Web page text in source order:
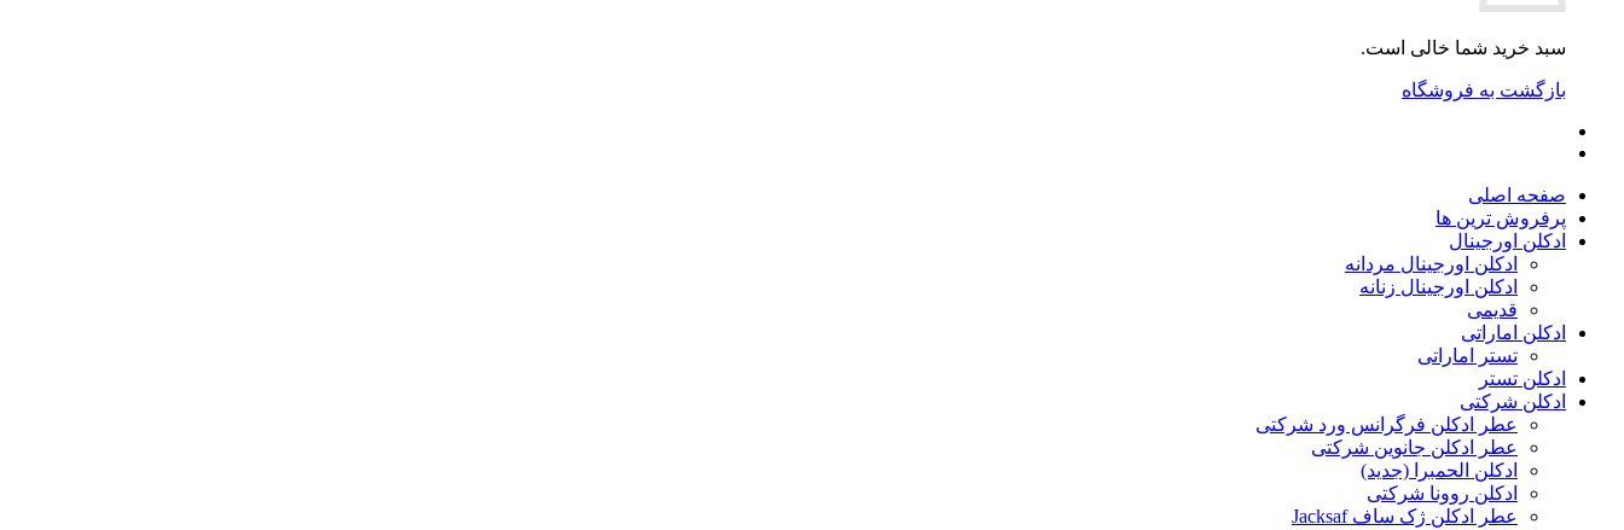
سبد خرید شما خالی است.
بازگشت به فروشگاه
صفحه اصلی
پرفروش ترین ها
ادکلن اورجینال
ادکلن اورجینال مردانه
ادکلن اورجینال زنانه
قدیمی
ادکلن اماراتی
تستر اماراتی
ادکلن تستر
ادکلن شرکتی
عطر ادکلن فرگرانس ورد شرکتی
عطر ادکلن جانوین شرکتی
ادکلن الحمبرا (جدید)
ادکلن روونا شرکتی
عطر ادکلن ژک‌ ساف Jacksaf